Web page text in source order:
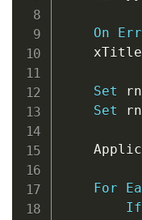
On
Set
Set
For
If